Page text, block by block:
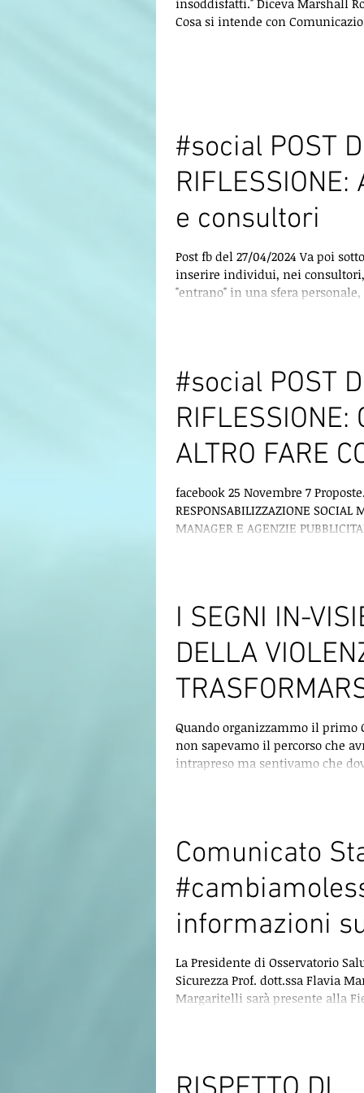
insoddisfatti." Diceva Marshall
Cosa si intende con
consapevoli e basate sull'empatia.
#social POST
RIFLESSIONE:
e consultori
Post fb del 27/04/2024 Va poi
inserire individui, nei
"entrano" in una sfera personale,
#social POST
RIFLESSIONE:
ALTRO FARE
LA VIOLENZA?
PROPOSTE
facebook 25 Novembre 7
RESPONSABILIZZAZIONE SOCIAL
MANAGER E AGENZIE
I SEGNI IN-
DELLA
TRAUMA
Quando organizzammo il primo
non sapevamo il percorso che
intrapreso ma sentivamo che
Comunicato
informazioni
Rispetto senza
di età e di
La Presidente di Osservatorio
Sicurezza Prof. dott.ssa Flavia
Margaritelli sarà presente alla